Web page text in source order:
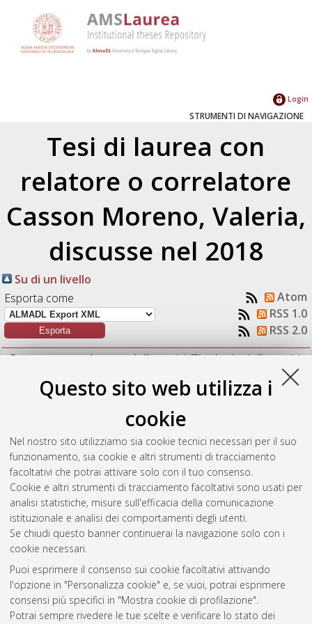
Questo sito web utilizza i
cookie
Nel nostro sito utilizziamo sia cookie tecnici necessari per il suo
funzionamento, sia cookie e altri strumenti di tracciamento
facoltativi che potrai attivare solo con il tuo consenso.
Cookie e altri strumenti di tracciamento facoltativi sono usati per
analisi statistiche, misure sull'efficacia della comunicazione
istituzionale e analisi dei comportamenti degli utenti.
Se chiudi questo banner continuerai la navigazione solo con i
cookie necessari.
Puoi esprimere il consenso sui cookie facoltativi attivando
l'opzione in "Personalizza cookie" e, se vuoi, potrai esprimere
consensi più specifici in "Mostra cookie di profilazione".
Potrai sempre rivedere le tue scelte e verificare lo stato dei
Login
STRUMENTI DI NAVIGAZIONE
Tesi di laurea con
relatore o correlatore
Casson Moreno, Valeria,
discusse nel 2018
Su di un livello
Esporta come
Atom
RSS 1.0
RSS 2.0
Raggruppa per:Autore della tesi|Tipologia della tesi|
production of levulinic acid from second generation biomass
and upgrading to γ-valerolactone.[Laurea magistrale],
Università di Bologna, Corso di Studio inIngegneria chimica e
di processo [LM-DM270] , Documento full-text non disponibile
Questa lista e' stata generata ilFri Aug 7 08:34:05 2026 CEST
Atom
Rss 1.0
Rss 2.0